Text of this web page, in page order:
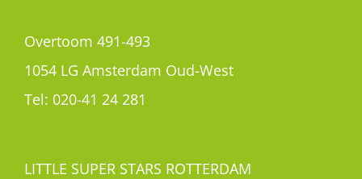
Overtoom 491-493
1054 LG Amsterdam Oud-West
Tel: 020-41 24 281
LITTLE SUPER STARS ROTTERDAM